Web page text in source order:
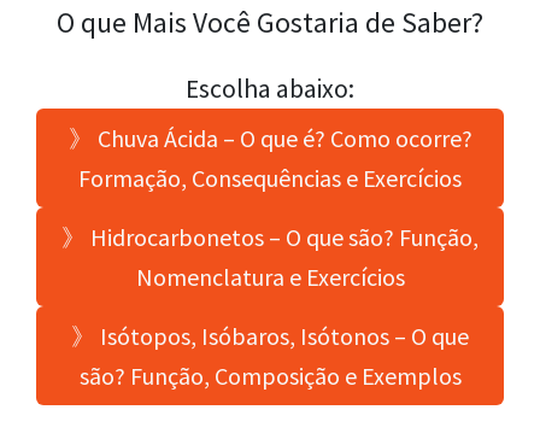
O que Mais Você Gostaria de Saber?
Escolha abaixo:
》 Chuva Ácida – O que é? Como ocorre?
Formação, Consequências e Exercícios
》 Hidrocarbonetos – O que são? Função,
Nomenclatura e Exercícios
》 Isótopos, Isóbaros, Isótonos – O que
são? Função, Composição e Exemplos